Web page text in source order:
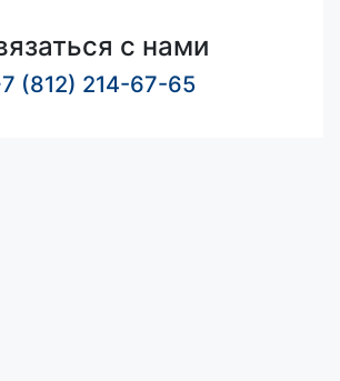
с нами
(812) 214-67-65